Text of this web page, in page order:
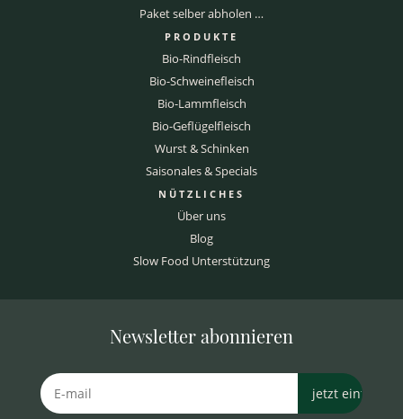
Paket selber abholen …
PRODUKTE
Bio-Rindfleisch
Bio-Schweinefleisch
Bio-Lammfleisch
Bio-Geflügelfleisch
Wurst & Schinken
Saisonales & Specials
NÜTZLICHES
Über uns
Blog
Slow Food Unterstützung
Newsletter abonnieren